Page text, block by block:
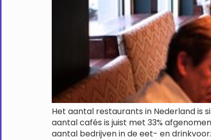
Het aantal restaurants in Nederland is
aantal cafés is juist met 33%
aantal bedrijven in de eet- en